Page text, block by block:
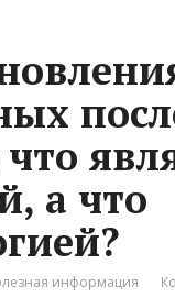
а что
информация